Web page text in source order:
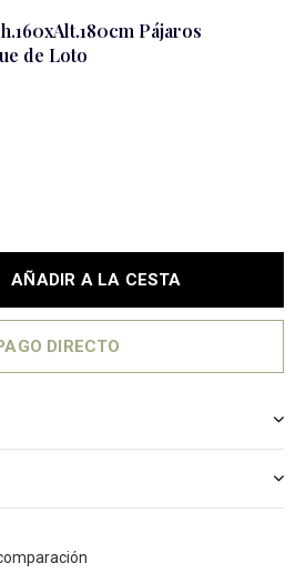
Pájaros
de Loto
AÑADIR A LA CESTA
DIRECTO